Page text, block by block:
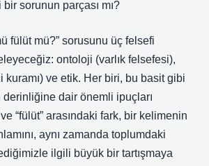
sorunun parçası mı?
fülüt mü?” sorusunu üç felsefi
ontoloji (varlık felsefesi),
ve etik. Her biri, bu basit gibi
dair önemli ipuçları
ve “fülüt” arasındaki fark, bir kelimenin
aynı zamanda toplumdaki
ilgili büyük bir tartışmaya